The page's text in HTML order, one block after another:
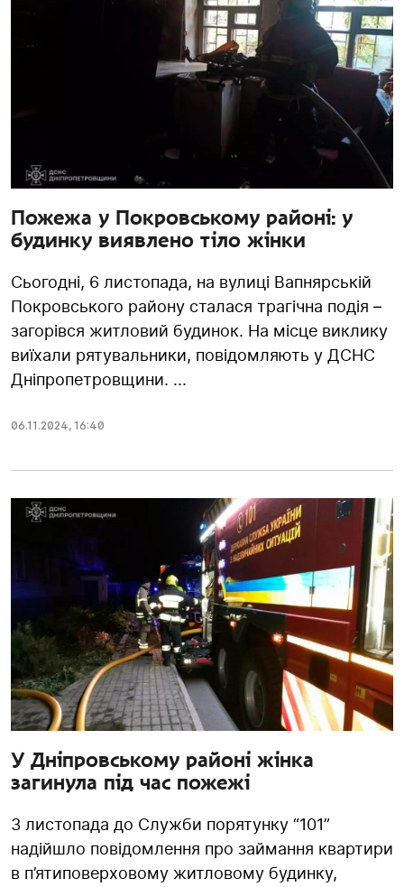
Пожежа у Покровському районі: у
будинку виявлено тіло жінки
Сьогодні, 6 листопада, на вулиці Вапнярській
Покровського району сталася трагічна подія –
загорівся житловий будинок. На місце виклику
виїхали рятувальники, повідомляють у ДСНС
Дніпропетровщини. ...
06.11.2024, 16:40
У Дніпровському районі жінка
загинула під час пожежі
3 листопада до Служби порятунку “101”
надійшло повідомлення про займання квартири
в п’ятиповерховому житловому будинку,